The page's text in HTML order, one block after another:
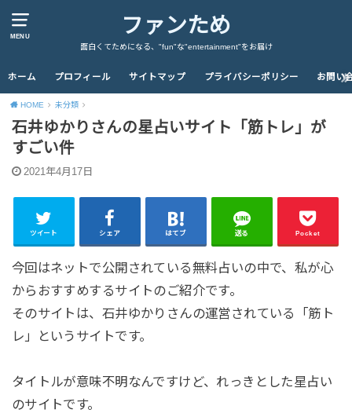
MENU ファンため
面白くてためになる、"fun"な"entertainment"をお届け
ホーム プロフィール サイトマップ プライバシーポリシー お問い
HOME 未分類
石井ゆかりさんの星占いサイト「筋トレ」が
すごい件
2021年4月17日
ツイート シェア はてブ 送る Pocket
今回はネットで公開されている無料占いの中で、私が心
からおすすめするサイトのご紹介です。
そのサイトは、石井ゆかりさんの運営されている「筋ト
レ」というサイトです。
タイトルが意味不明なんですけど、れっきとした星占い
のサイトです。